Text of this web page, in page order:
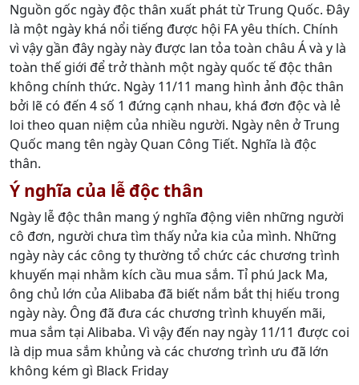
Nguồn gốc ngày độc thân xuất phát từ Trung Quốc. Đây
là một ngày khá nổi tiếng được hội FA yêu thích. Chính
vì vậy gần đây ngày này được lan tỏa toàn châu Á và y là
toàn thế giới để trở thành một ngày quốc tế độc thân
không chính thức. Ngày 11/11 mang hình ảnh độc thân
bởi lẽ có đến 4 số 1 đứng cạnh nhau, khá đơn độc và lẻ
loi theo quan niệm của nhiều người. Ngày nên ở Trung
Quốc mang tên ngày Quan Công Tiết. Nghĩa là độc
thân.
Ý nghĩa của lễ độc thân
Ngày lễ độc thân mang ý nghĩa động viên những người
cô đơn, người chưa tìm thấy nửa kia của mình. Những
ngày này các công ty thường tổ chức các chương trình
khuyến mại nhằm kích cầu mua sắm. Tỉ phú Jack Ma,
ông chủ lớn của Alibaba đã biết nắm bắt thị hiếu trong
ngày này. Ông đã đưa các chương trình khuyến mãi,
mua sắm tại Alibaba. Vì vậy đến nay ngày 11/11 được coi
là dịp mua sắm khủng và các chương trình ưu đã lớn
không kém gì Black Friday